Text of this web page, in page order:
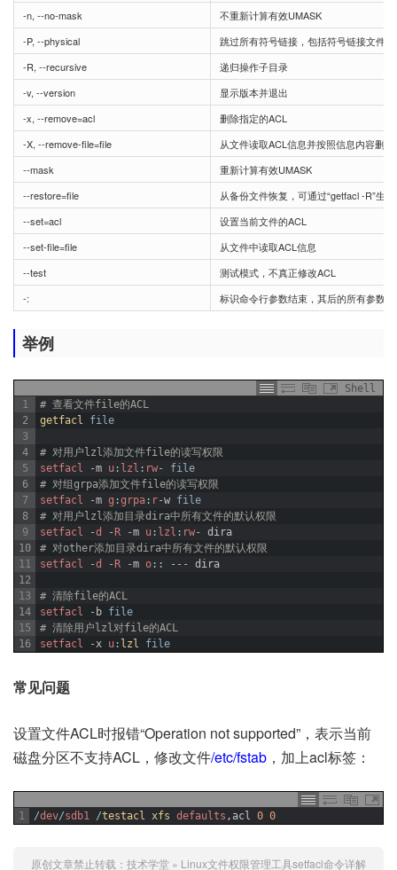
-n, --no-mask
不重新计算有效UMASK
-P, --physical
跳过所有符号链接，包括符号链接文件
-R, --recursive
递归操作子目录
-v, --version
显示版本并退出
-x, --remove=acl
删除指定的ACL
-X, --remove-file=file
从文件读取ACL信息并按照信息内容删除
--mask
重新计算有效UMASK
--restore=file
从备份文件恢复，可通过“getfacl -R”生
--set=acl
设置当前文件的ACL
--set-file=file
从文件中读取ACL信息
--test
测试模式，不真正修改ACL
-:
标识命令行参数结束，其后的所有参数
举例
Shell
1
2
3
4
5
6
7
8
9
10
11
12
13
14
15
16
# 查看文件file的ACL
getfacl file
# 对用户lzl添加文件file的读写权限
setfacl
-m u : lzl : rw-
file
# 对组grpa添加文件file的读写权限
setfacl
-m g :grpa : r-w file
# 对用户lzl添加目录dira中所有文件的默认权限
setfacl
-d - R -m u : lzl : rw-
dira
# 对other添加目录dira中所有文件的默认权限
setfacl
-d - R -m o :: -- - dira
# 清除file的ACL
setfacl
- b file
# 清除用户lzl对file的ACL
setfacl
-x u: lzl file
常见问题
设置文件ACL时报错“Operation not supported”，表示当前
磁盘分区不支持ACL，修改文件/etc/fstab ，加上acl标签：
1 /dev/sdb1 /testacl xfs defaults , acl 0 0
原创文章禁止转载： 技术学堂 » Linux文件权限管理工具setfacl命令详解